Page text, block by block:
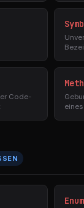
Code-